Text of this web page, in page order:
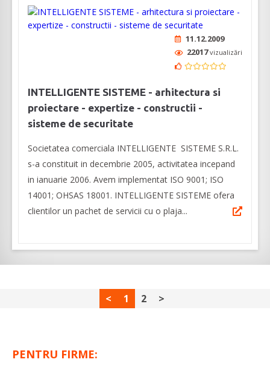
11.12.2009
22017vizualizări
INTELLIGENTE SISTEME - arhitectura si
proiectare - expertize - constructii -
sisteme de securitate
Societatea comerciala INTELLIGENTE SISTEME S.R.L.
s-a constituit in decembrie 2005, activitatea incepand
in ianuarie 2006. Avem implementat ISO 9001; ISO
14001; OHSAS 18001. INTELLIGENTE SISTEME ofera
clientilor un pachet de servicii cu o plaja...
< 1 2 >
PENTRU FIRME: